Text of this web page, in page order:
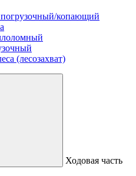
копающий
(лесозахват)
Ходовая часть